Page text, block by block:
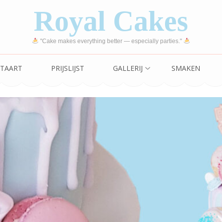
Royal Cakes
"Cake makes everything better — especially parties."
TAART PRIJSLIJST GALLERIJ SMAKEN